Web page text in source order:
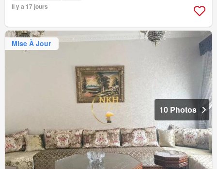
Il y a 17 jours
Mise À Jour
10 Photos